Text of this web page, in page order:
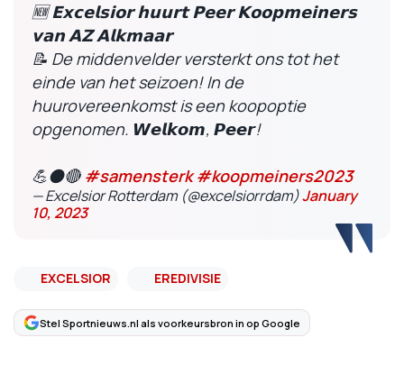
🆕 𝗘𝘅𝗰𝗲𝗹𝘀𝗶𝗼𝗿 𝗵𝘂𝘂𝗿𝘁 𝗣𝗲𝗲𝗿 𝗞𝗼𝗼𝗽𝗺𝗲𝗶𝗻𝗲𝗿𝘀
𝘃𝗮𝗻 𝗔𝗭 𝗔𝗹𝗸𝗺𝗮𝗮𝗿
📝 De middenvelder versterkt ons tot het
einde van het seizoen! In de
huurovereenkomst is een koopoptie
opgenomen. 𝙒𝙚𝙡𝙠𝙤𝙢, 𝙋𝙚𝙚𝙧!
💪⚫🔴 #samensterk #koopmeiners2023
— Excelsior Rotterdam (@excelsiorrdam)January
10, 2023
EXCELSIOR EREDIVISIE
Stel Sportnieuws.nl als voorkeursbron in op Google